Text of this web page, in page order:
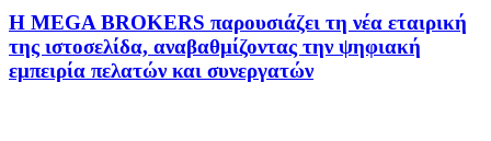
Η MEGA BROKERS παρουσιάζει τη νέα εταιρική
της ιστοσελίδα, αναβαθμίζοντας την ψηφιακή
εμπειρία πελατών και συνεργατών